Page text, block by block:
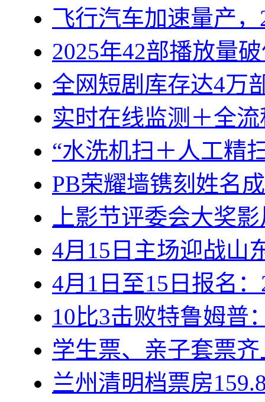
飞行汽车加速量产
2025年42部播放量
全网短剧库存达4万
实时在线监测＋全
“水洗机扫＋人工精
PB荣耀墙镌刻姓名
上影节评委会大奖
4月15日主场迎战山
4月1日至15日报名
10比3击败特鲁姆普
学生票、亲子套票
兰州清明档票房